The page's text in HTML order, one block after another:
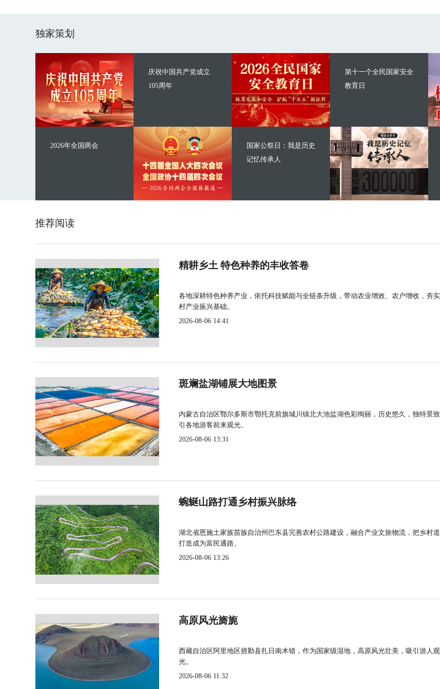
独家策划
庆祝中国共产党成立
105周年
2026年全国两会
第十一个全民国家安全
教育日
国家公祭日：我是历史
记忆传承人
推荐阅读
精耕乡土 特色种养的丰收答卷
各地深耕特色种养产业，依托科技赋能与全链条升级，带动农业增效、农户增收，夯
村产业振兴基础。
2026-08-06 14:41
斑斓盐湖铺展大地图景
内蒙古自治区鄂尔多斯市鄂托克前旗城川镇北大池盐湖色彩绚丽，历史悠久，独特景
引各地游客前来观光。
2026-08-06 13:31
蜿蜒山路打通乡村振兴脉络
湖北省恩施土家族苗族自治州巴东县完善农村公路建设，融合产业文旅物流，把乡村
打造成为富民通路。
2026-08-06 13:26
高原风光旖旎
西藏自治区阿里地区措勤县扎日南木错，作为国家级湿地，高原风光壮美，吸引游人观
光。
2026-08-06 11:32